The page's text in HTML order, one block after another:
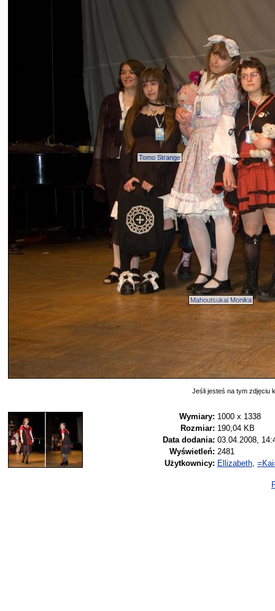
Mahoutsukai Monika
Tomo Strange
Jeśli jesteś na tym zdjęciu
Wymiary: 1000 x 1338
Rozmiar: 190,04 KB
Data dodania: 03.04.2008,
Wyświetleń: 2481
Użytkownicy: Ellizabeth